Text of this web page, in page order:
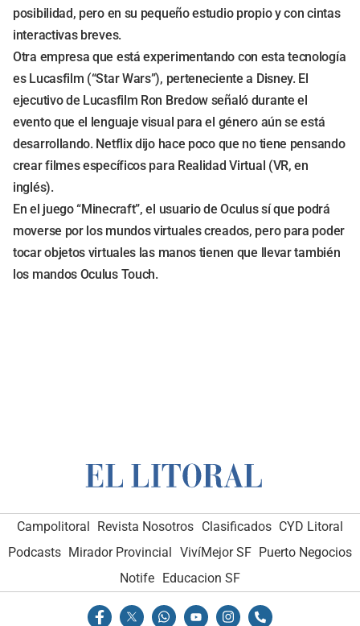
posibilidad, pero en su pequeño estudio propio y con cintas
interactivas breves.
Otra empresa que está experimentando con esta tecnología
es Lucasfilm (“Star Wars”), perteneciente a Disney. El
ejecutivo de Lucasfilm Ron Bredow señaló durante el
evento que el lenguaje visual para el género aún se está
desarrollando. Netflix dijo hace poco que no tiene pensando
crear filmes específicos para Realidad Virtual (VR, en
inglés).
En el juego “Minecraft”, el usuario de Oculus sí que podrá
moverse por los mundos virtuales creados, pero para poder
tocar objetos virtuales las manos tienen que llevar también
los mandos Oculus Touch.
Campolitoral Revista Nosotros Clasificados CYD Litoral
Podcasts Mirador Provincial VivíMejor SF Puerto Negocios
Notife Educacion SF